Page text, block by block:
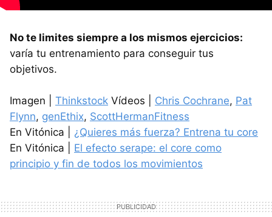
No te limites siempre a los mismos ejercicios:
varía tu entrenamiento para conseguir tus
objetivos.
Imagen | Thinkstock Vídeos | Chris Cochrane, Pat
Flynn, genEthix, ScottHermanFitness
En Vitónica | ¿Quieres más fuerza? Entrena tu core
En Vitónica | El efecto serape: el core como
principio y fin de todos los movimientos